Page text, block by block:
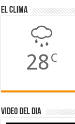
El Clima
28 C
Video del dia